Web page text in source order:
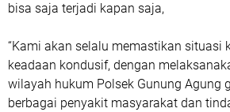
bisa saja terjadi kapan saja,
“Kami akan selalu memastikan situasi
keadaan kondusif, dengan
wilayah hukum Polsek Gunung Agung
berbagai penyakit masyarakat dan